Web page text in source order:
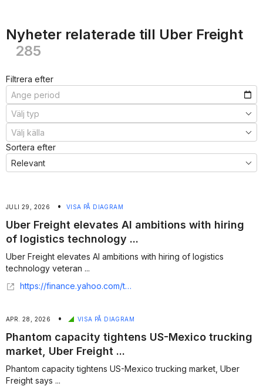
Nyheter relaterade till Uber Freight
285
Filtrera efter
Sortera efter
JULI 29, 2026 • VISA PÅ DIAGRAM
Uber Freight elevates AI ambitions with hiring
of logistics technology ...
Uber Freight elevates AI ambitions with hiring of logistics
technology veteran ...
https://finance.yahoo.com/technology/ai/articles/uber-freight-elevates-ai-ambitions-142427668.html
APR. 28, 2026 • VISA PÅ DIAGRAM
Phantom capacity tightens US-Mexico trucking
market, Uber Freight ...
Phantom capacity tightens US-Mexico trucking market, Uber
Freight says ...